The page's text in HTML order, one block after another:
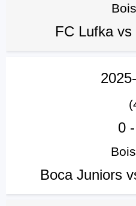
FC Lufka
0 -
Boca Juniors